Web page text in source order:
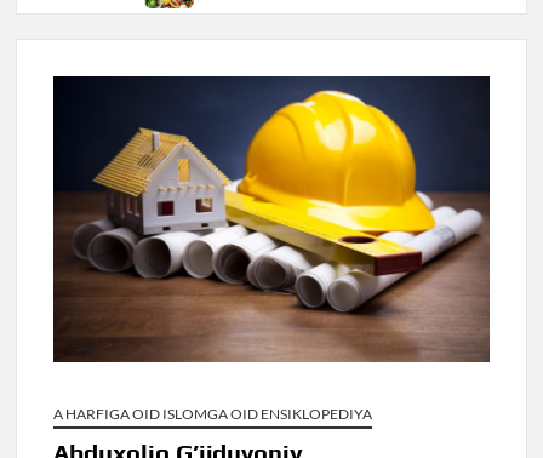
A HARFIGA OID ISLOMGA OID ENSIKLOPEDIYA
Abduxoliq G’ijduvoniy